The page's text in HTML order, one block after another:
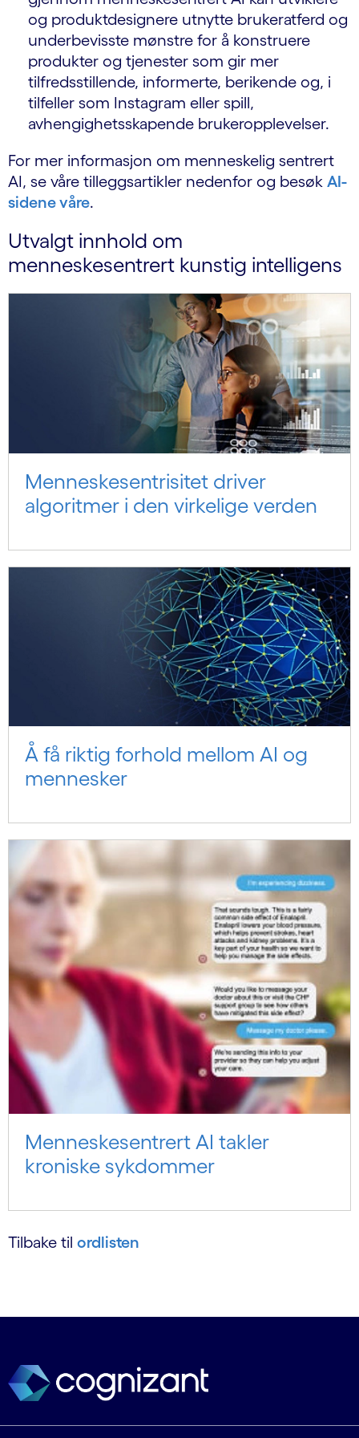
og produktdesignere utnytte brukeratferd og
underbevisste mønstre for å konstruere
produkter og tjenester som gir mer
tilfredsstillende, informerte, berikende og, i
tilfeller som Instagram eller spill,
avhengighetsskapende brukeropplevelser.
For mer informasjon om menneskelig sentrert
AI, se våre tilleggsartikler nedenfor og besøk AI-
sidene våre.
Utvalgt innhold om
menneskesentrert kunstig intelligens
Menneskesentrisitet driver
algoritmer i den virkelige verden
Å få riktig forhold mellom AI og
mennesker
Menneskesentrert AI takler
kroniske sykdommer
Tilbake til ordlisten